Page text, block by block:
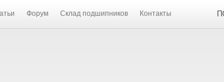
Форум Склад подшипников Контакты